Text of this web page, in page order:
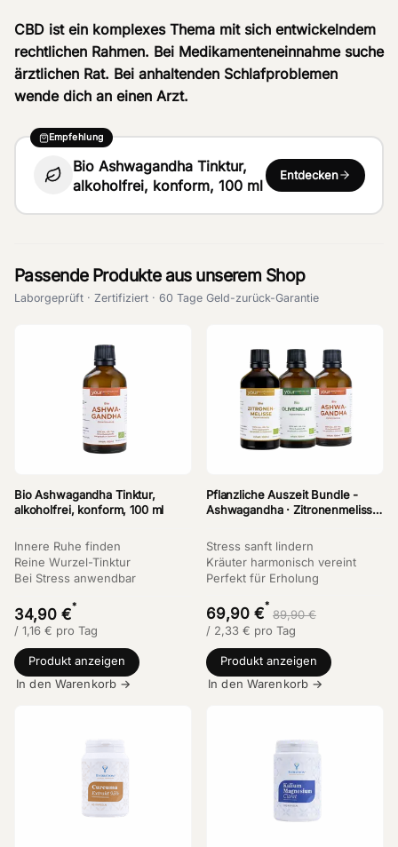
CBD ist ein komplexes Thema mit sich entwickelndem
rechtlichen Rahmen. Bei Medikamenteneinnahme suche
ärztlichen Rat. Bei anhaltenden Schlafproblemen
wende dich an einen Arzt.
Empfehlung
Bio Ashwagandha Tinktur,
alkoholfrei, konform, 100 ml
Entdecken
Passende Produkte aus unserem Shop
Laborgeprüft · Zertifiziert · 60 Tage Geld-zurück-Garantie
Bio Ashwagandha Tinktur,
alkoholfrei, konform, 100 ml
Innere Ruhe finden
Reine Wurzel-Tinktur
Bei Stress anwendbar
34,90 €*
/ 1,16 € pro Tag
Produkt anzeigen
In den Warenkorb →
Pflanzliche Auszeit Bundle -
Ashwagandha · Zitronenmelisse
Stress sanft lindern
Kräuter harmonisch vereint
Perfekt für Erholung
69,90 €*
89,90 €
/ 2,33 € pro Tag
Produkt anzeigen
In den Warenkorb →